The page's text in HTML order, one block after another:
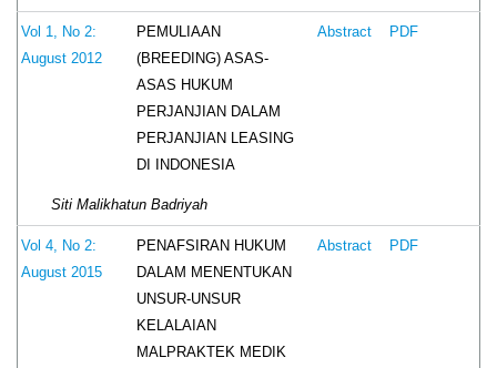
Vol 1, No 2:
August 2012
PEMULIAAN
(BREEDING) ASAS-
ASAS HUKUM
PERJANJIAN DALAM
PERJANJIAN LEASING
DI INDONESIA
Abstract PDF
Siti Malikhatun Badriyah
Vol 4, No 2:
August 2015
PENAFSIRAN HUKUM
DALAM MENENTUKAN
UNSUR-UNSUR
KELALAIAN
MALPRAKTEK MEDIK
Abstract PDF